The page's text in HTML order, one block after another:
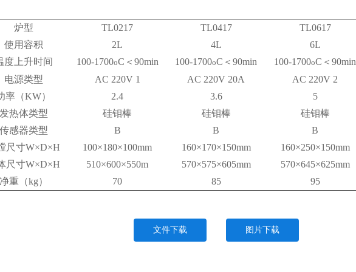
炉型 TL0217 TL0417 TL0617
使用容积
2L 4L 6L
度上升时间
100-1700oC ＜ 90min 100-1700oC ＜ 90min 100-1700oC ＜ 90min
电源类型
AC 220V 1 AC 220V 20A AC 220V 2
率（KW） 2.4 3.6 5
热体类型
硅钼棒 硅钼棒 硅钼棒
感器类型
B B B
尺寸W×D×H 100×180×100mm 160×170×150mm 160×250×150mm
尺寸W×D×H 510×600×550m 570×575×605mm 570×645×625mm
重（kg） 70 85 95
文件下载 图片下载